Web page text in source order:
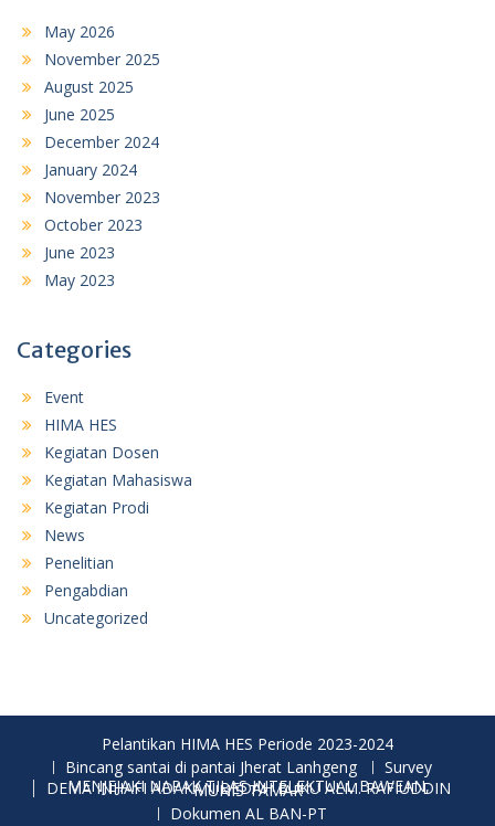
May 2026
November 2025
August 2025
June 2025
December 2024
January 2024
November 2023
October 2023
June 2023
May 2023
Categories
Event
HIMA HES
Kegiatan Dosen
Kegiatan Mahasiswa
Kegiatan Prodi
News
Penelitian
Pengabdian
Uncategorized
Pelantikan HIMA HES Periode 2023-2024
Bincang santai di pantai Jherat Lanhgeng
Survey
MENJEJAKI NAPAK TILAS INTELEKTUAL BAWEAN, DEMA INHAFI ADAKAN BEDAH BUKU ALM. RAFIUDDIN MUNIS TAMAR
Dokumen AL BAN-PT